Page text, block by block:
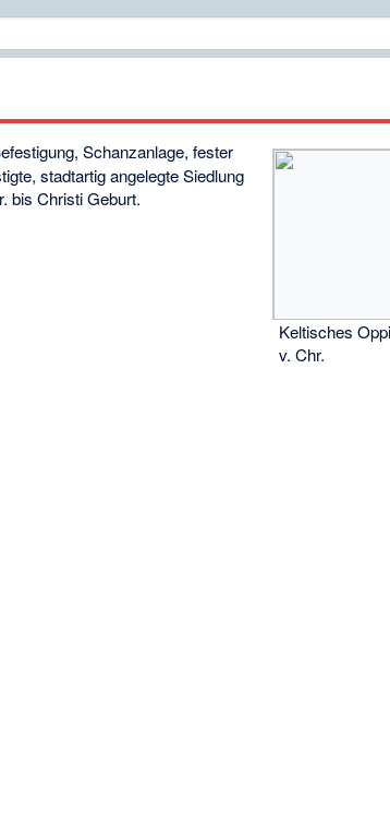
Keltisches
v. Chr.
Schanzanlage, fester
stadtartig angelegte Siedlung
bis Christi Geburt.